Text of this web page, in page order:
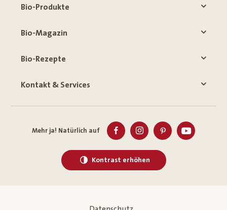
Bio-Produkte
Bio-Magazin
Bio-Rezepte
Kontakt & Services
Mehr ja! Natürlich auf
Kontrast erhöhen